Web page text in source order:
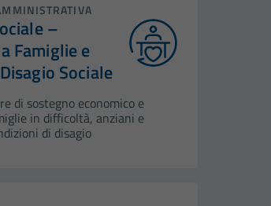
–
Famiglie e
Sociale
di sostegno economico e
in difficoltà, anziani e
di disagio